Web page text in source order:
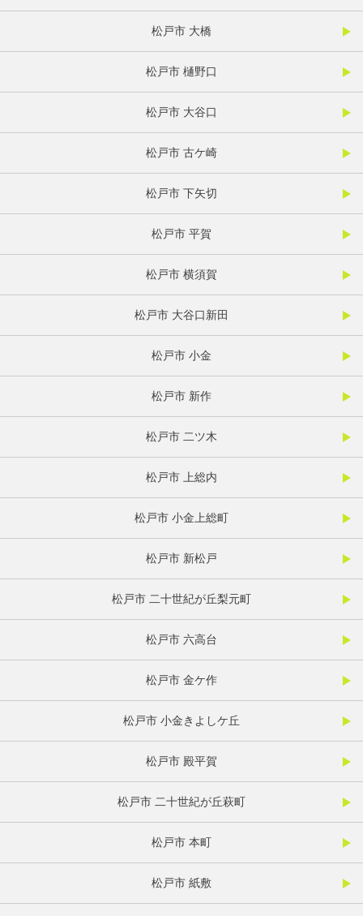
松戸市 大橋
松戸市 樋野口
松戸市 大谷口
松戸市 古ケ崎
松戸市 下矢切
松戸市 平賀
松戸市 横須賀
松戸市 大谷口新田
松戸市 小金
松戸市 新作
松戸市 二ツ木
松戸市 上総内
松戸市 小金上総町
松戸市 新松戸
松戸市 二十世紀が丘梨元町
松戸市 六高台
松戸市 金ケ作
松戸市 小金きよしケ丘
松戸市 殿平賀
松戸市 二十世紀が丘萩町
松戸市 本町
松戸市 紙敷